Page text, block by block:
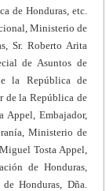
de Honduras, etc.
Ministerio de
Sr. Roberto Arita
de Asuntos de
la República de
de la República de
Appel, Embajador,
Ministerio de
Tosta Appel,
de Honduras,
Honduras, Dña.